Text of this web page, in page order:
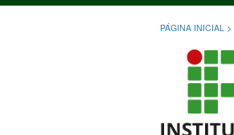
PÁGINA INICIAL >